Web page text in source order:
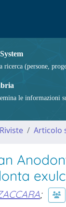
ricerca (persone,
le
Articolo
;